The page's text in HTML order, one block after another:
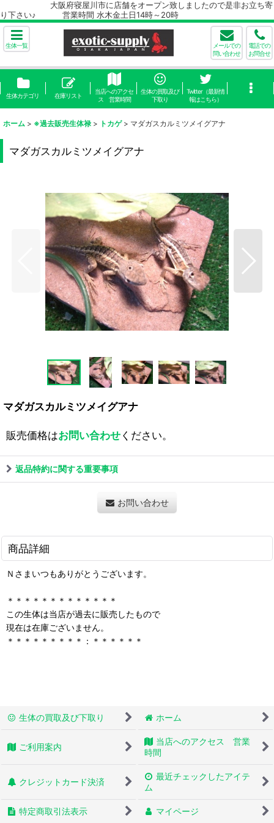
大阪府寝屋川市に店舗をオープン致しましたので是非お立ち寄
り下さい♪ 営業時間 水木金土日14時～20時
生体一覧
メールでの
問い合わせ
電話での
お問合せ
生体カテゴリ 在庫リスト
当店へのアクセ
ス 営業時間
生体の買取及び
下取り
Twitter（最新情
報はこちら）
ホーム > ※過去販売生体禄 > トカゲ > マダガスカルミツメイグアナ
マダガスカルミツメイグアナ
マダガスカルミツメイグアナ
販売価格はお問い合わせください。
返品特約に関する重要事項
お問い合わせ
商品詳細
Ｎさまいつもありがとうございます。
＊＊＊＊＊＊＊＊＊＊＊＊＊
この生体は当店が過去に販売したもので
現在は在庫ございません。
＊＊＊＊＊＊＊＊＊：＊＊＊＊＊＊
生体の買取及び下取り ホーム
ご利用案内
当店へのアクセス 営業
時間
クレジットカード決済
最近チェックしたアイテ
ム
特定商取引法表示 マイページ